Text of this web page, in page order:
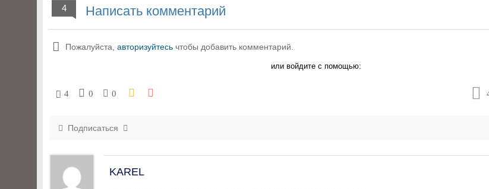
4 Написать комментарий
Пожалуйста, авторизуйтесь чтобы добавить комментарий.
или войдите с помощью:
4 0 0
Подписаться
KAREL